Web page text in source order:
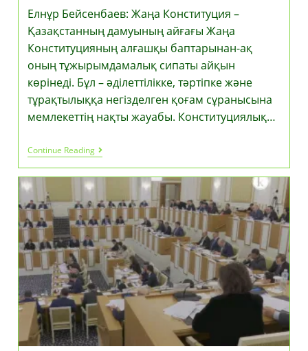
Елнұр Бейсенбаев: Жаңа Конституция –
Қазақстанның дамуының айғағы Жаңа
Конституцияның алғашқы баптарынан-ақ
оның тұжырымдамалық сипаты айқын
көрінеді. Бұл – әділеттілікке, тәртіпке және
тұрақтылыққа негізделген қоғам сұранысына
мемлекеттің нақты жауабы. Конституциялық…
Continue ReadingЕлнұр
Бейсенбаев:
Жаңа
Конституция
Қазақстанның
Дамуының
Айғағы